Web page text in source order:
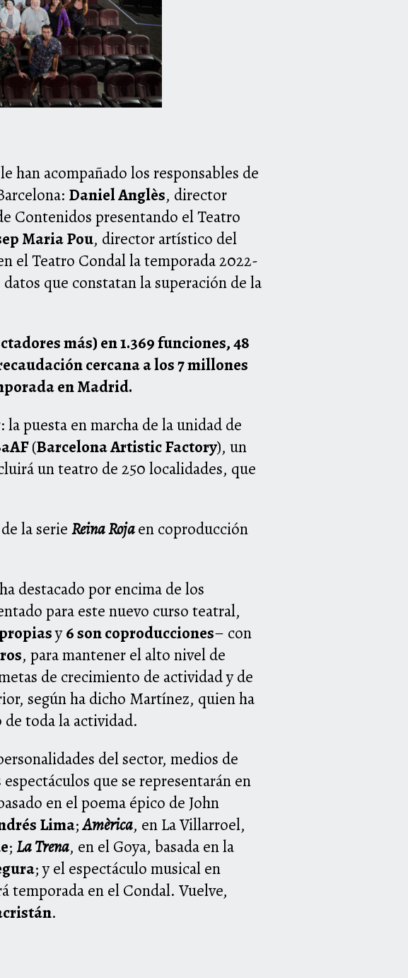
han acompañado los responsables de
Daniel Anglès, director
Contenidos presentando el Teatro
Maria Pou, director artístico del
el Teatro Condal la temporada 2022-
que constatan la superación de la
más) en 1.369 funciones, 48
cercana a los 7 millones
en Madrid.
puesta en marcha de la unidad de
(Barcelona Artistic Factory), un
un teatro de 250 localidades, que
la serieReina Rojaen coproducción
ha destacado por encima de los
para este nuevo curso teatral,
y6 son coproducciones– con
, para mantener el alto nivel de
de crecimiento de actividad y de
según ha dicho Martínez, quien ha
toda la actividad.
del sector, medios de
que se representarán en
en el poema épico de John
Lima;Amèrica, en La Villarroel,
; La Trena, en el Goya, basada en la
; y el espectáculo musical en
temporada en el Condal. Vuelve,
.